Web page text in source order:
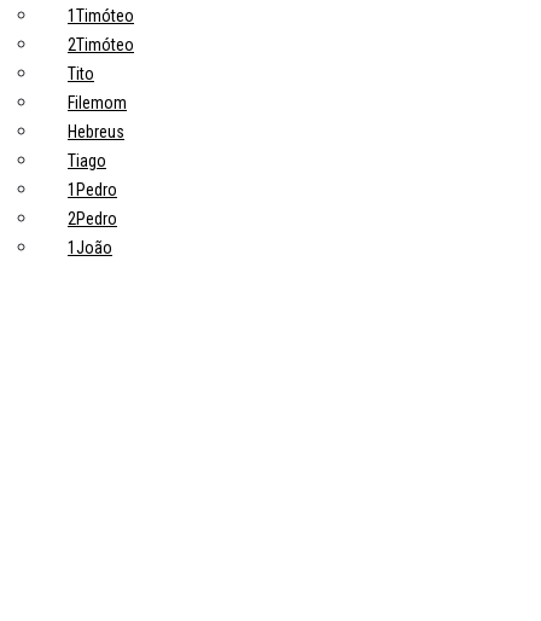
1Timóteo
2Timóteo
Tito
Filemom
Hebreus
Tiago
1Pedro
2Pedro
1João